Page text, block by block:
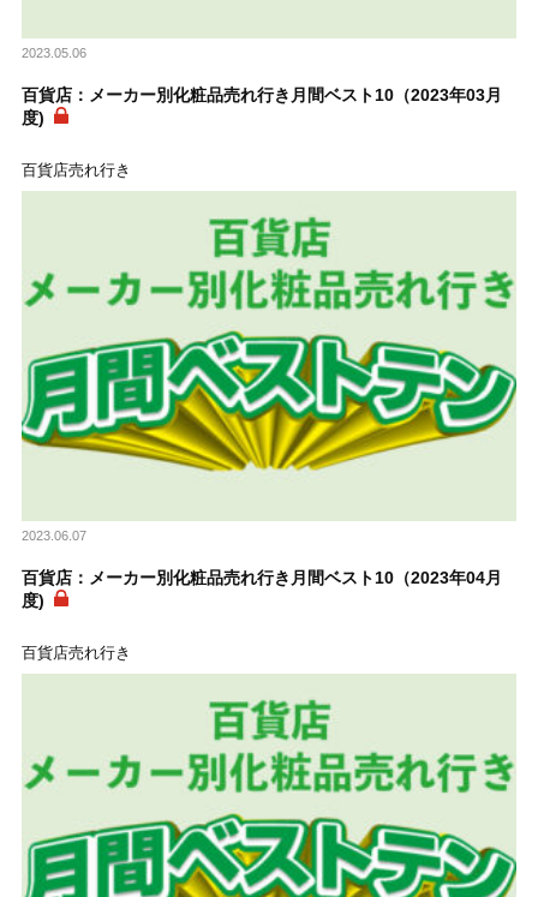
2023.05.06
百貨店：メーカー別化粧品売れ行き月間ベスト10（2023年03月
度)
百貨店売れ行き
2023.06.07
百貨店：メーカー別化粧品売れ行き月間ベスト10（2023年04月
度)
百貨店売れ行き